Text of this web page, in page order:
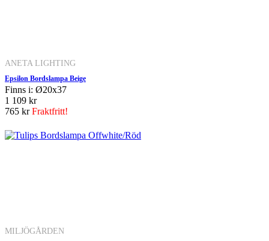
ANETA LIGHTING
Epsilon Bordslampa Beige
Finns i: Ø20x37
1 109 kr
765 krFraktfritt!
MILJÖGÅRDEN